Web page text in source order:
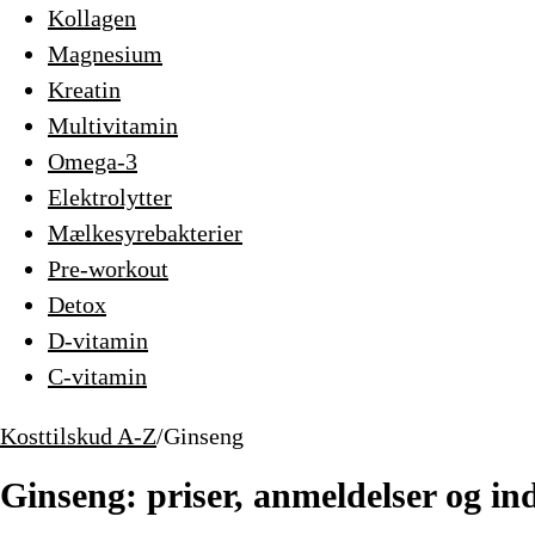
Kollagen
Magnesium
Kreatin
Multivitamin
Omega-3
Elektrolytter
Mælkesyrebakterier
Pre-workout
Detox
D-vitamin
C-vitamin
Kosttilskud A-Z/Ginseng
Ginseng: priser, anmeldelser og